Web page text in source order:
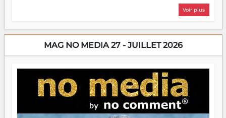
plus nombreux à se lancer, à créer, à risquer — souvent
sans filet, souvent sans aide, mais toujours avec cette
dorment vraiment la nuit. En culture, les nouvelles sont
encore meilleures. Aina Rasamoelina vient de décrocher le
Prix RFI Instrumental Afrique. Miangaly Elia rafle le Prix
jeunes qui tiennent la torche. Alors oui, on pourrait
s'arrêter là, applaudir et rentrer chez soi satisfait. Mais ce
serait passer à côté d'une chose essentielle. La fougue, ça
brûle fort — et parfois, ça brûle vite. Une flamme sans
direction peut éclairer autant qu'elle peut consumer. C'est
là que les aînés entrent en scène — pas pour reprendre le
Voir plus
MAG NO MEDIA 27 - JUILLET 2026